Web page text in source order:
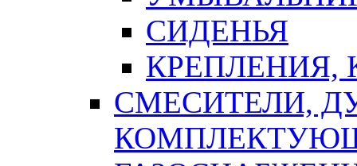
СИДЕНЬЯ
СМЕСИТЕЛИ,